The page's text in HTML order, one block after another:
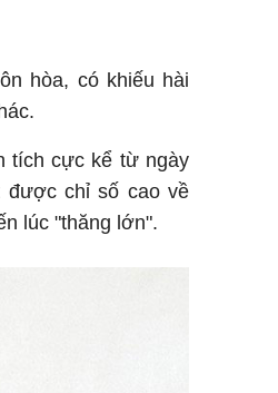
hòa, có khiếu hài
tích cực kể từ ngày
được chỉ số cao về
lúc "thăng lớn".